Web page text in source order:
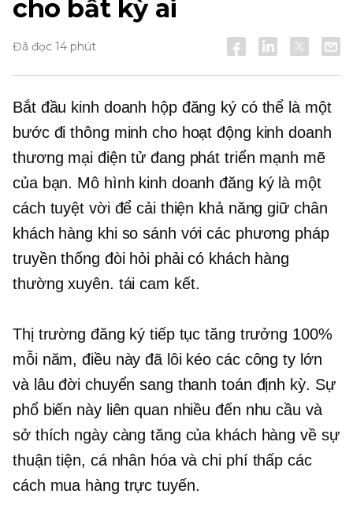
cho bất kỳ ai
Đã đọc 14 phút
Bắt đầu kinh doanh hộp đăng ký có thể là một
bước đi thông minh cho hoạt động kinh doanh
thương mại điện tử đang phát triển mạnh mẽ
của bạn. Mô hình kinh doanh đăng ký là một
cách tuyệt vời để cải thiện khả năng giữ chân
khách hàng khi so sánh với các phương pháp
truyền thống đòi hỏi phải có khách hàng
thường xuyên. tái cam kết.
Thị trường đăng ký tiếp tục tăng trưởng 100%
mỗi năm, điều này đã lôi kéo các công ty lớn
và lâu đời chuyển sang thanh toán định kỳ. Sự
phổ biến này liên quan nhiều đến nhu cầu và
sở thích ngày càng tăng của khách hàng về sự
thuận tiện, cá nhân hóa vàchi phí thấp các
cách mua hàng trực tuyến.